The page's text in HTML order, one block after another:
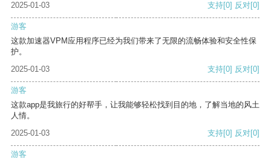
2025-01-03 支持[0] 反对[0]
游客
这款加速器VPM应用程序已经为我们带来了无限的流畅体验和安全性保
护。
2025-01-03
支持[0] 反对[0]
游客
这款app是我旅行的好帮手，让我能够轻松找到目的地，了解当地的风土
人情。
2025-01-03
支持[0] 反对[0]
游客